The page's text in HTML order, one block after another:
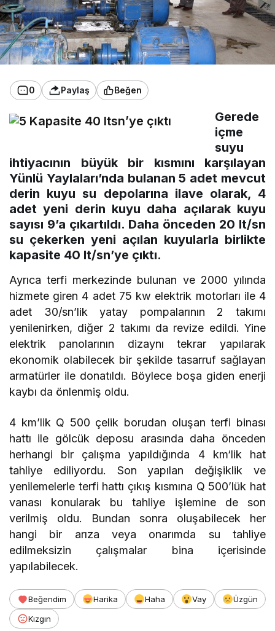
0 Paylaş Beğen
Gerede
içme
suyu
ihtiyacının büyük bir kısmını karşılayan
Yünlü Yaylaları’nda bulanan 5 adet mevcut
derin kuyu su depolarına ilave olarak, 4
adet yeni derin kuyu daha açılarak kuyu
sayısı 9’a çıkartıldı. Daha önceden 20 lt/sn
su çekerken yeni açılan kuyularla birlikte
kapasite 40 lt/sn’ye çıktı.
Ayrıca terfi merkezinde bulunan ve 2000 yılında
hizmete giren 4 adet 75 kw elektrik motorları ile 4
adet 30/sn’lik yatay pompalarının 2 takımı
yenilenirken, diğer 2 takımı da revize edildi. Yine
elektrik panolarının dizaynı tekrar yapılarak
ekonomik olabilecek bir şekilde tasarruf sağlayan
armatürler ile donatıldı. Böylece boşa giden enerji
kaybı da önlenmiş oldu.
4 km’lik Q 500 çelik borudan oluşan terfi binası
hattı ile gölcük deposu arasında daha önceden
herhangi bir çalışma yapıldığında 4 km‘lik hat
tahliye ediliyordu. Son yapılan değişiklik ve
yenilemelerle terfi hattı çıkış kısmına Q 500’lük hat
vanası konularak bu tahliye işlemine de son
verilmiş oldu. Bundan sonra oluşabilecek her
hangi bir arıza veya onarımda su tahliye
edilmeksizin çalışmalar bina içerisinde
yapılabilecek.
Beğendim Harika Haha Vay
Üzgün
Kızgın